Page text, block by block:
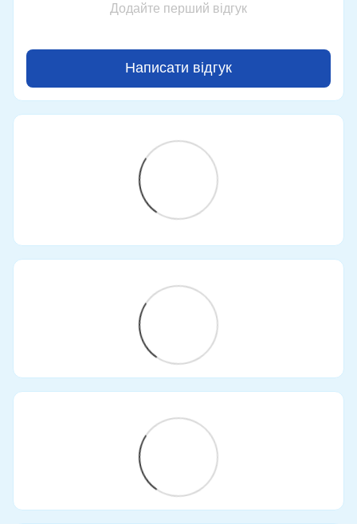
Додайте перший відгук
Написати відгук